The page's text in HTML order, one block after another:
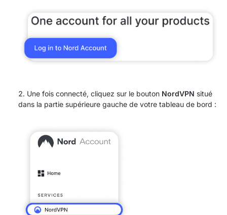
Une fois connecté, cliquez sur le bouton NordVPN situé
dans la partie supérieure gauche de votre tableau de bord :